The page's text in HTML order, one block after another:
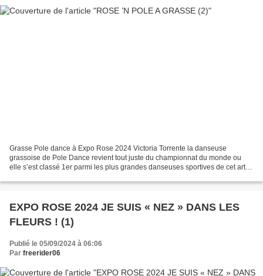
Grasse Pole dance à Expo Rose 2024 Victoria Torrente la danseuse
grassoise de Pole Dance revient tout juste du championnat du monde ou
elle s’est classé 1er parmi les plus grandes danseuses sportives de cet art
EXPO ROSE 2024 JE SUIS « NEZ » DANS LES
FLEURS ! (1)
Publié le 05/09/2024 à 06:06
Par freerider06